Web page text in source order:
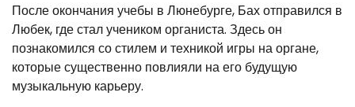
После окончания учебы в Люнебурге, Бах отправился в
Любек, где стал учеником органиста. Здесь он
познакомился со стилем и техникой игры на органе,
которые существенно повлияли на его будущую
музыкальную карьеру.